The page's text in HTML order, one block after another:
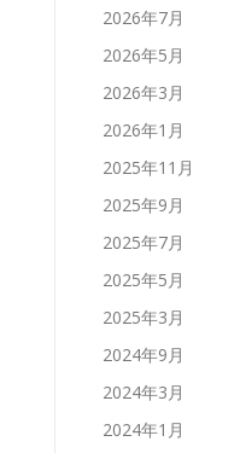
2026年7月
2026年5月
2026年3月
2026年1月
2025年11月
2025年9月
2025年7月
2025年5月
2025年3月
2024年9月
2024年3月
2024年1月